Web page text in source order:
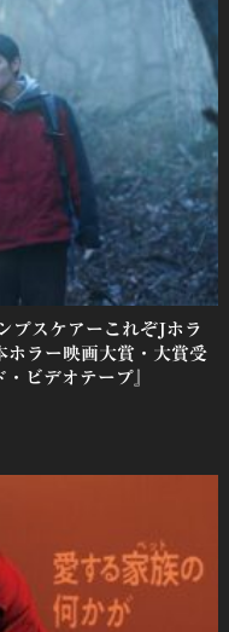
プスケアーこれぞJホラ
ホラー映画大賞・大賞受
ビデオテープ』